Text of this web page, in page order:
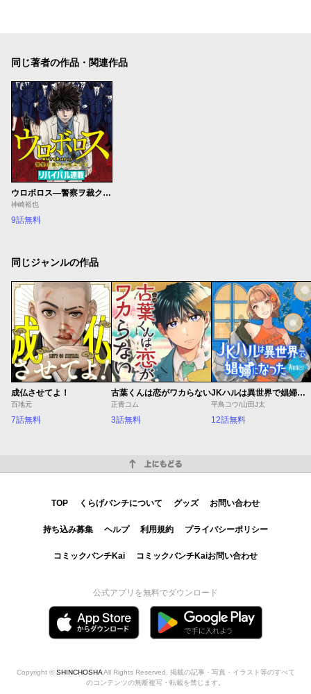
同じ著者の作品・関連作品
ウロボロス―警察ヲ裁クハ我ニアリ―
神崎裕也
9話無料
同じジャンルの作品
成仏させてよ！
百地元
7話無料
古葉くんは恋がワカらない
正青コム
3話無料
JKハルは異世界で娼婦になった Winter
平鳥コウ/山田J太
12話無料
TOP くらげバンチについて グッズ お問い合わせ
持ち込み募集 ヘルプ 利用規約 プライバシーポリシー
コミックバンチKai コミックバンチKaiお問い合わせ
公式アプリを無料でダウンロード
Copyright © SHINCHOSHAAll Rights Reserved. 掲載の記事・写真・イラスト等のすべて
のコンテンツの無断複写・転載を禁じます。